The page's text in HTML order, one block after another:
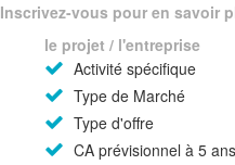
Inscrivez-vous pour en savoir
le projet / l'entreprise
Activité spécifique
Type de Marché
Type d'offre
CA prévisionnel à 5 ans